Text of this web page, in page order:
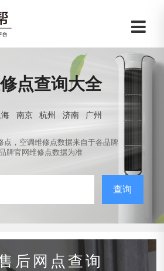
点查询大全
海 南京 杭州 济南
广州
点，空调维修点数据来自于各品牌
牌官网维修点数据为准
查询
后网点查询